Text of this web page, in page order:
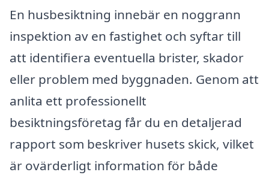
En husbesiktning innebär en noggrann
inspektion av en fastighet och syftar till
att identifiera eventuella brister, skador
eller problem med byggnaden. Genom att
anlita ett professionellt
besiktningsföretag får du en detaljerad
rapport som beskriver husets skick, vilket
är ovärderligt information för både